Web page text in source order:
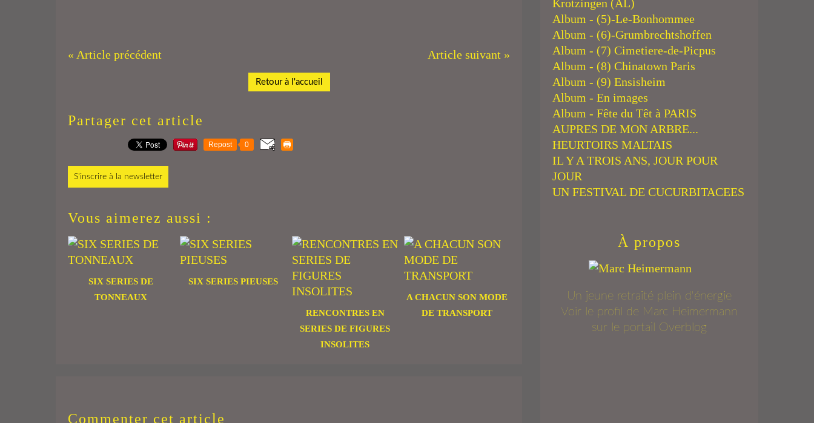
« Article précédent Article suivant »
Retour à l'accueil
Partager cet article
Repost 0
S'inscrire à la newsletter
Vous aimerez aussi :
SIX SERIES DE
TONNEAUX
SIX SERIES PIEUSES
RENCONTRES EN
SERIES DE FIGURES
INSOLITES
A CHACUN SON MODE
DE TRANSPORT
Commenter cet article
Krotzingen (AL)
Album - (5)-Le-Bonhommee
Album - (6)-Grumbrechtshoffen
Album - (7) Cimetiere-de-Picpus
Album - (8) Chinatown Paris
Album - (9) Ensisheim
Album - En images
Album - Fête du Têt à PARIS
AUPRES DE MON ARBRE...
HEURTOIRS MALTAIS
IL Y A TROIS ANS, JOUR POUR
JOUR
UN FESTIVAL DE CUCURBITACEES
À propos
Un jeune retraité plein d'énergie
Voir le profil de Marc Heimermann
sur le portail Overblog